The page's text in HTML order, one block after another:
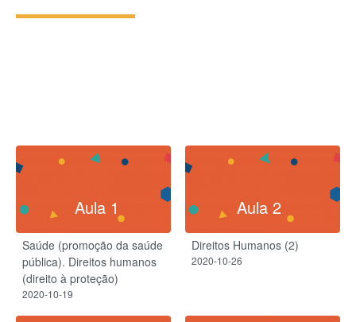
Aula 1
Saúde (promoção da saúde
pública). Direitos humanos
(direito à proteção)
2020-10-19
Aula 2
Direitos Humanos (2)
2020-10-26